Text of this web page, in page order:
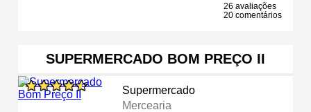
26 avaliações
20 comentários
SUPERMERCADO BOM PREÇO II
Supermercado
Mercearia